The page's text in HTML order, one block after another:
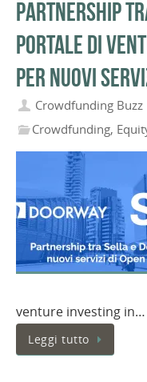
Partnership
portale di
per nuovi
Crowdfunding Buzz
Crowdfunding,
venture investing in…
Leggi tutto